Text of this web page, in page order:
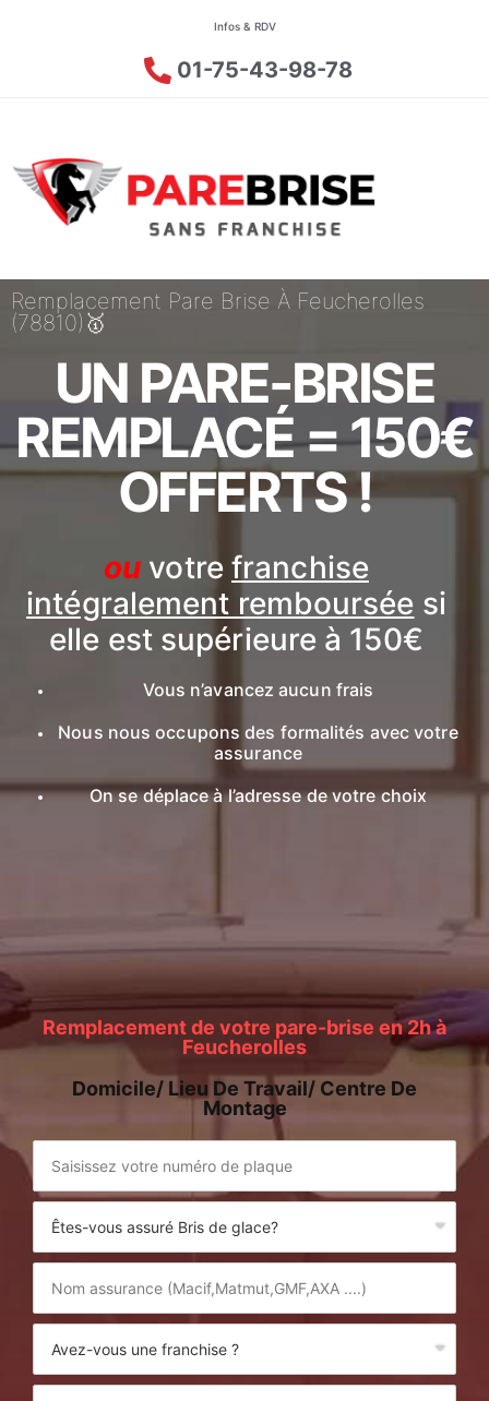
Infos & RDV
01-75-43-98-78
Remplacement Pare Brise À Feucherolles
(78810)🥇
UN PARE-BRISE
REMPLACÉ = 150€
OFFERTS !
ou votre franchise
intégralement remboursée si
elle est supérieure à 150€
Vous n’avancez aucun frais
Nous nous occupons des formalités avec votre
assurance
On se déplace à l’adresse de votre choix
Remplacement de votre pare-brise en 2h à
Feucherolles
Domicile/ Lieu De Travail/ Centre De
Montage